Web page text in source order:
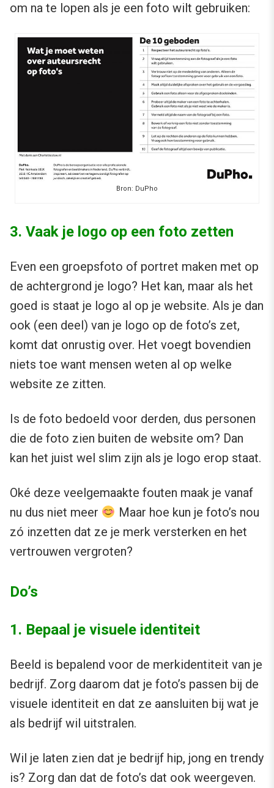
om na te lopen als je een foto wilt gebruiken:
Bron: DuPho
3. Vaak je logo op een foto zetten
Even een groepsfoto of portret maken met op
de achtergrond je logo? Het kan, maar als het
goed is staat je logo al op je website. Als je dan
ook (een deel) van je logo op de foto’s zet,
komt dat onrustig over. Het voegt bovendien
niets toe want mensen weten al op welke
website ze zitten.
Is de foto bedoeld voor derden, dus personen
die de foto zien buiten de website om? Dan
kan het juist wel slim zijn als je logo erop staat.
Oké deze veelgemaakte fouten maak je vanaf
nu dus niet meer
Maar hoe kun je foto’s nou
zó inzetten dat ze je merk versterken en het
vertrouwen vergroten?
Do’s
1. Bepaal je visuele identiteit
Beeld is bepalend voor de merkidentiteit van je
bedrijf. Zorg daarom dat je foto’s passen bij de
visuele identiteit en dat ze aansluiten bij wat je
als bedrijf wil uitstralen.
Wil je laten zien dat je bedrijf hip, jong en trendy
is? Zorg dan dat de foto’s dat ook weergeven.